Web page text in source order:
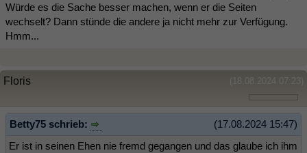
Würde es die Sache besser machen, wenn er die Seiten
wechselt? Dann stünde die andere ja nicht mehr zur Verfügung.
Hmm...
(18.08.2024 07:23)
Floris
(17.08.2024 15:47)
Betty75 schrieb:
Er ist in seinen Ehen nie fremd gegangen und das glaube ich ihm